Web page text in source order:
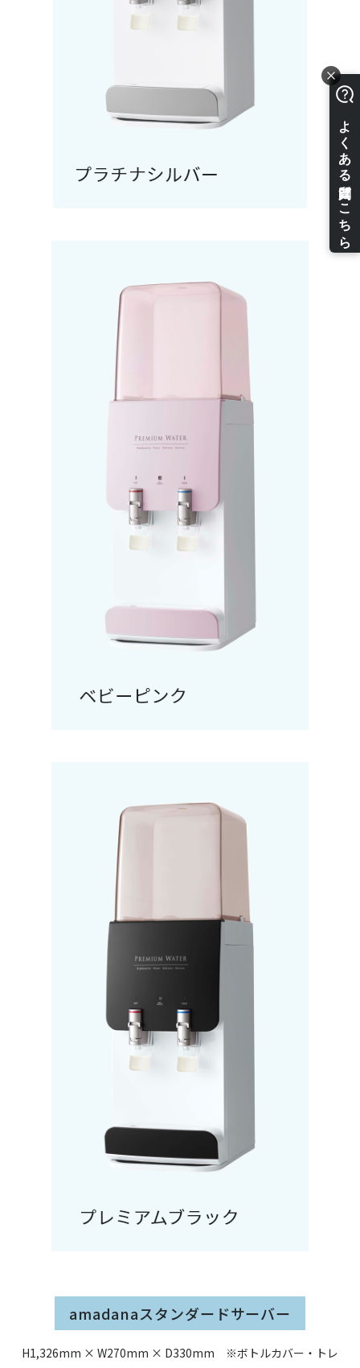
amadanaスタンダードサーバー
H1,326mm × W270mm × D330mm ※ボトルカバー・トレ